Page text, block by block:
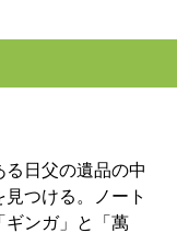
日父の遺品の中
つける。ノート
ギンガ」と「萬